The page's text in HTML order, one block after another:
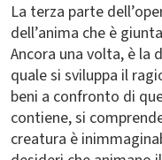
La terza parte
dell’anima che è
Ancora una volta, è la
quale si sviluppa il
beni a confronto di
contiene, si
creatura è